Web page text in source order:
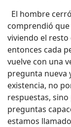
El hombre
comprendió
viviendo el
entonces cada
vuelve con una
pregunta nueva
existencia, no
respuestas,
preguntas
estamos